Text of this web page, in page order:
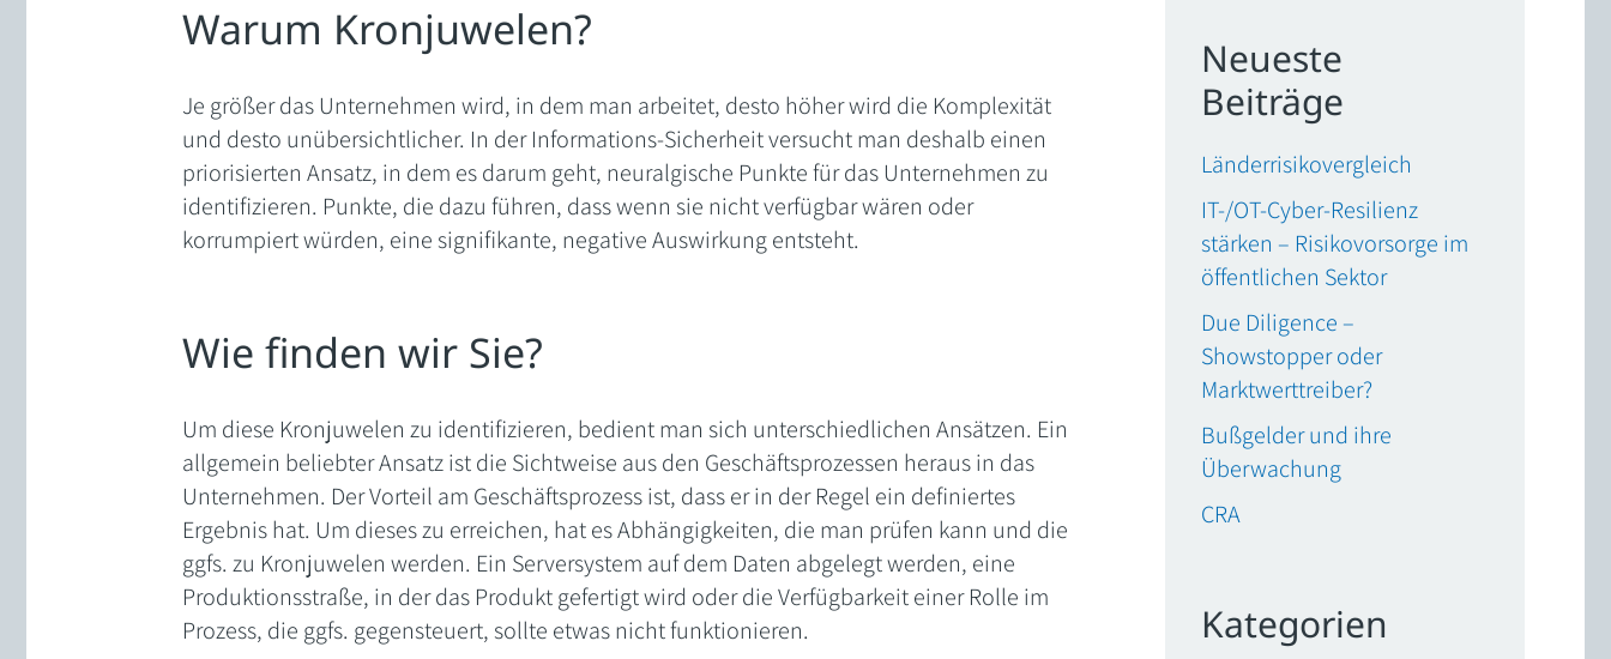
Warum Kronjuwelen?
Je größer das Unternehmen wird, in dem man arbeitet, desto höher wird die Komplexität
und desto unübersichtlicher. In der Informations-Sicherheit versucht man deshalb einen
priorisierten Ansatz, in dem es darum geht, neuralgische Punkte für das Unternehmen zu
identifizieren. Punkte, die dazu führen, dass wenn sie nicht verfügbar wären oder
korrumpiert würden, eine signifikante, negative Auswirkung entsteht.
Wie finden wir Sie?
Um diese Kronjuwelen zu identifizieren, bedient man sich unterschiedlichen Ansätzen. Ein
allgemein beliebter Ansatz ist die Sichtweise aus den Geschäftsprozessen heraus in das
Unternehmen. Der Vorteil am Geschäftsprozess ist, dass er in der Regel ein definiertes
Ergebnis hat. Um dieses zu erreichen, hat es Abhängigkeiten, die man prüfen kann und die
ggfs. zu Kronjuwelen werden. Ein Serversystem auf dem Daten abgelegt werden, eine
Produktionsstraße, in der das Produkt gefertigt wird oder die Verfügbarkeit einer Rolle im
Prozess, die ggfs. gegensteuert, sollte etwas nicht funktionieren.
Neueste
Beiträge
Länderrisikovergleich
IT-/OT-Cyber-Resilienz
stärken – Risikovorsorge im
öffentlichen Sektor
Due Diligence –
Showstopper oder
Marktwerttreiber?
Bußgelder und ihre
Überwachung
CRA
Kategorien